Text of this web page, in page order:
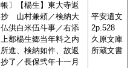
帳〕【楊生】東大寺返
抄 山村兼頼／検納大
仏供白米伍斗事／右添
上郡楊生郷当年料之内
所進、検納如件、故返
抄了／長保弐年十一月
平安遺文
2p.528
久原文庫
所蔵文書